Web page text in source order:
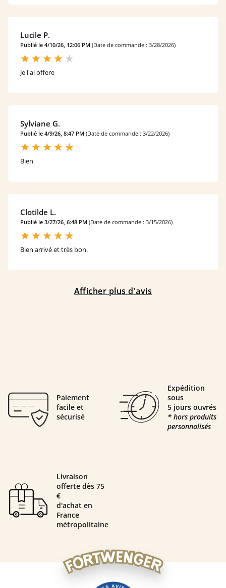
Lucile P.
Publié le 4/10/26, 12:06 PM (Date de commande : 3/28/2026)
Je l'ai offere
Sylviane G.
Publié le 4/9/26, 8:47 PM (Date de commande : 3/22/2026)
Bien
Clotilde L.
Publié le 3/27/26, 6:48 PM (Date de commande : 3/15/2026)
Bien arrivé et très bon.
Afficher plus d'avis
Paiement
facile et
sécurisé
Expédition
sous
5 jours ouvrés
* hors produits
personnalisés
Livraison
offerte dès 75
€
d'achat en
France
métropolitaine